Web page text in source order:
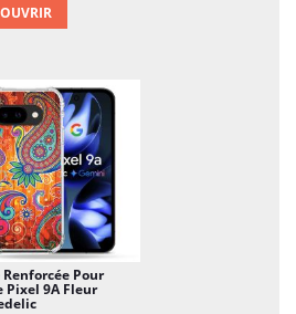
Renforcée Pour
Pixel 9A Fleur